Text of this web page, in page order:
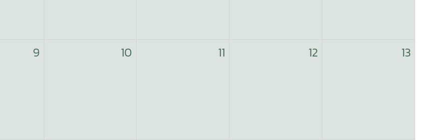
9 10 11 12 13